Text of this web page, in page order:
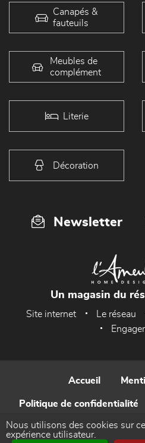
Canapés &
fauteuils
Meubles de
complément
Literie
Décoration
Newsletter
Un magasin du
Site internet Le réseau
Accueil
Politique de confidentialité
Nous utilisons des cookies sur
expérience utilisateur.